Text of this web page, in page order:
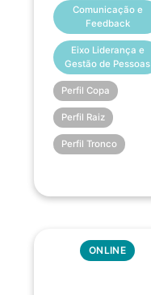
Comunicação e
Feedback
Eixo Liderança e
Gestão de Pessoas
Perfil Copa
Perfil Raiz
Perfil Tronco
ONLINE